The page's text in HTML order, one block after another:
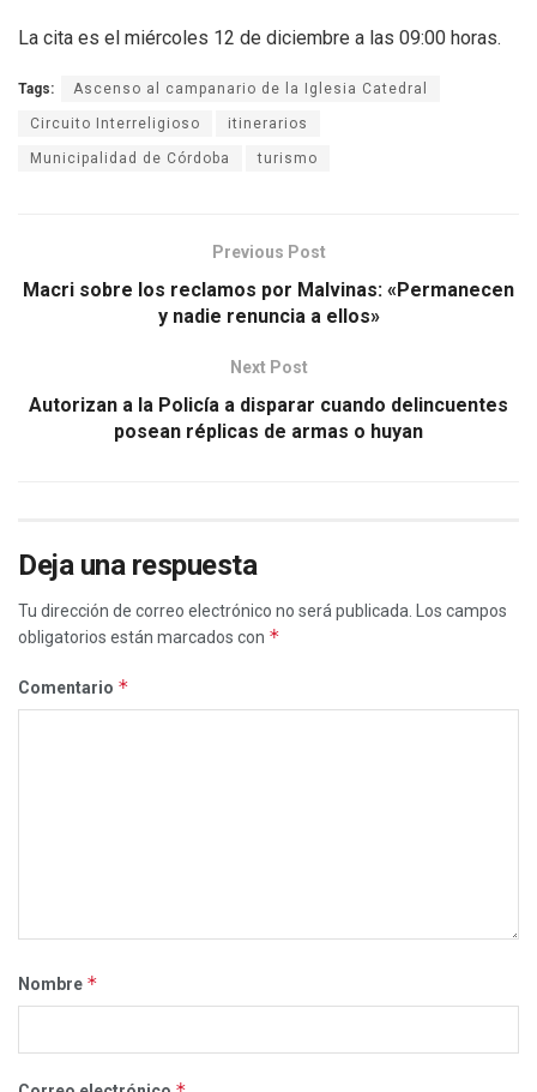
La cita es el miércoles 12 de diciembre a las 09:00 horas.
Tags: Ascenso al campanario de la Iglesia Catedral
Circuito Interreligioso itinerarios
Municipalidad de Córdoba turismo
Previous Post
Macri sobre los reclamos por Malvinas: «Permanecen
y nadie renuncia a ellos»
Next Post
Autorizan a la Policía a disparar cuando delincuentes
posean réplicas de armas o huyan
Deja una respuesta
Tu dirección de correo electrónico no será publicada.
Los campos
obligatorios están marcados con *
Comentario *
Nombre *